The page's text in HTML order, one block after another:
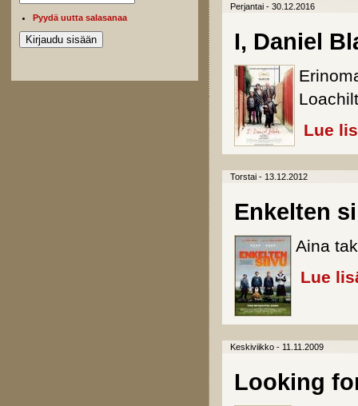
Pyydä uutta salasanaa
Perjantai - 30.12.2016
I, Daniel
Lue
Torstai - 13.12.2012
Enkelten
Aina
Lue
Keskiviikko - 11.11.2009
Looking